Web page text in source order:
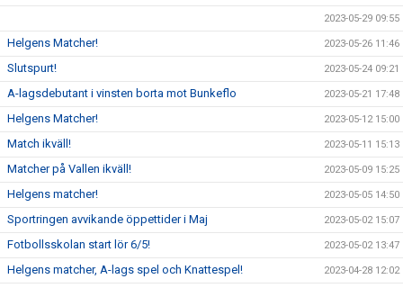
2023-05-29 09:55
Helgens Matcher! 2023-05-26 11:46
Slutspurt! 2023-05-24 09:21
A-lagsdebutant i vinsten borta mot Bunkeflo 2023-05-21 17:48
Helgens Matcher! 2023-05-12 15:00
Match ikväll! 2023-05-11 15:13
Matcher på Vallen ikväll! 2023-05-09 15:25
Helgens matcher! 2023-05-05 14:50
Sportringen avvikande öppettider i Maj 2023-05-02 15:07
Fotbollsskolan start lör 6/5! 2023-05-02 13:47
Helgens matcher, A-lags spel och Knattespel! 2023-04-28 12:02